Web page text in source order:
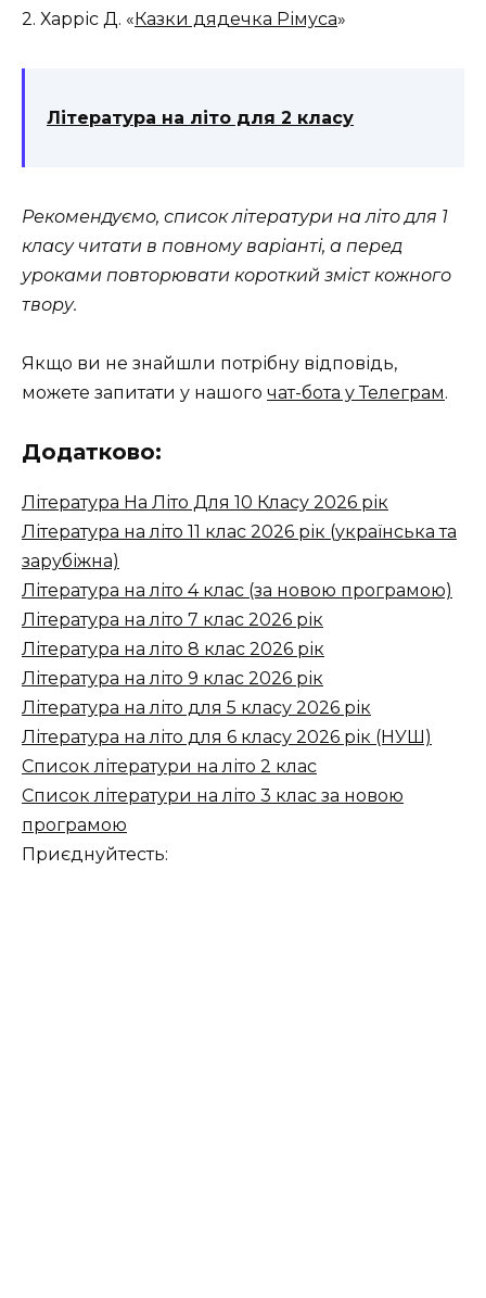
2. Харріс Д. « Казки дядечка Рімуса»
Література на літо для 2 класу
Рекомендуємо, список літератури на літо для 1
класу читати в повному варіанті, а перед
уроками повторювати короткий зміст кожного
твору.
Якщо ви не знайшли потрібну відповідь,
можете запитати у нашого чат-бота у Телеграм.
Додатково:
Література На Літо Для 10 Класу 2026 рік
Література на літо 11 клас 2026 рік (українська та
зарубіжна)
Література на літо 4 клас (за новою програмою)
Література на літо 7 клас 2026 рік
Література на літо 8 клас 2026 рік
Література на літо 9 клас 2026 рік
Література на літо для 5 класу 2026 рік
Література на літо для 6 класу 2026 рік (НУШ)
Список літератури на літо 2 клас
Список літератури на літо 3 клас за новою
програмою
Приєднуйтесть: